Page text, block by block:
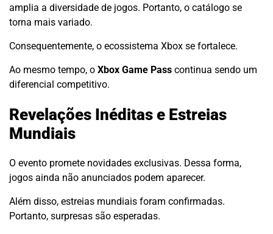
amplia a diversidade de jogos. Portanto, o catálogo se
torna mais variado.
Consequentemente, o ecossistema Xbox se fortalece.
Ao mesmo tempo, o Xbox Game Pass continua sendo um
diferencial competitivo.
Revelações Inéditas e Estreias
Mundiais
O evento promete novidades exclusivas. Dessa forma,
jogos ainda não anunciados podem aparecer.
Além disso, estreias mundiais foram confirmadas.
Portanto, surpresas são esperadas.